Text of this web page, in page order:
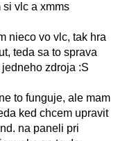
vlc a xmms
nieco vo vlc, tak hra
teda sa to sprava
zdroja :S
to funguje, ale mam
ked chcem upravit
na paneli pri